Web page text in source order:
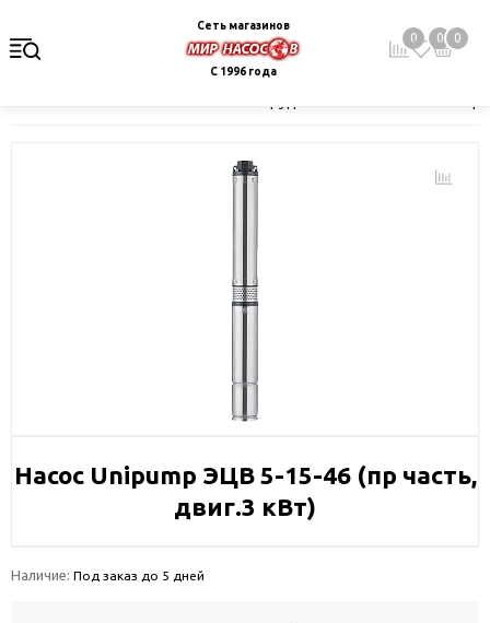
Сеть магазинов
С 1996 года
0 0 0
Насос Unipump ЭЦВ 5-15-46 (пр часть,
двиг.3 кВт)
Наличие: Под заказ до 5 дней